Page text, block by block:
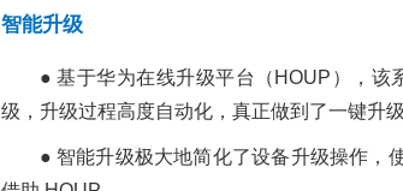
智能升级
● 基于华为在线升级平台（HOUP），该
级，升级过程高度自动化，真正做到了一键升
● 智能升级极大地简化了设备升级操作，